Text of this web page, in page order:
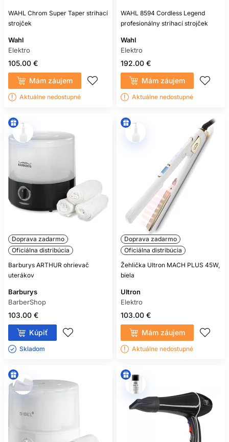
WAHL Chrom Super Taper strihací
strojček
Wahl
Elektro
105.00 €
Mám záujem
Aktuálne nedostupné
WAHL 8594 Cordless Legend
profesionálny strihací strojček
Wahl
Elektro
192.00 €
Mám záujem
Aktuálne nedostupné
Doprava zadarmo
Oficiálna distribúcia
Barburys ARTHUR ohrievač
uterákov
Barburys
BarberShop
103.00 €
Kúpiť
Skladom ㅤ
Doprava zadarmo
Oficiálna distribúcia
Žehlička Ultron MACH PLUS 45W,
biela
Ultron
Elektro
103.00 €
Mám záujem
Aktuálne nedostupné